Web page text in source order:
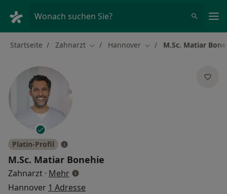
Wonach suchen Sie?
Startseite Zahnarzt Stadt ändern
Hannover Stadt ändern
M.Sc. Matiar
Platin-Profil
M.Sc. Matiar Bonehie
Zahnarzt · Mehrüber Spezialisierungen
Hannover 1 Adresse